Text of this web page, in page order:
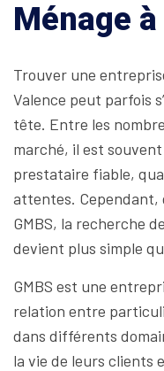
Ménage
Trouver une
Valence peut parfois
tête. Entre les
marché, il est
prestataire fiable,
attentes. Cependant,
GMBS, la recherche
devient plus simple
GMBS est une
relation entre
dans différents
la vie de leurs clients